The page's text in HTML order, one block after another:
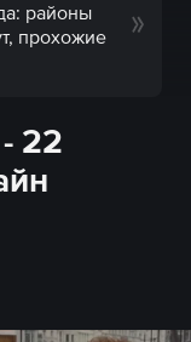
районы
прохожие
22